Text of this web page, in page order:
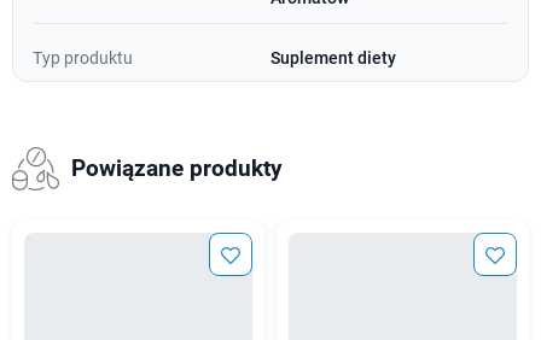
Typ produktu Suplement diety
Powiązane produkty